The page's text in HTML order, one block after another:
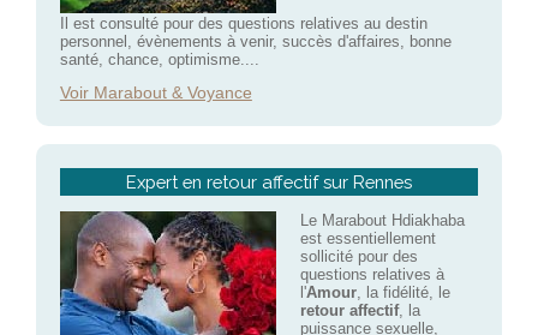
Il est consulté pour des questions relatives au destin
personnel, évènements à venir, succès d'affaires, bonne
santé, chance, optimisme....
Voir Marabout & Voyance
Expert en retour affectif sur Rennes
Le Marabout Hdiakhaba
est essentiellement
sollicité pour des
questions relatives à
l'Amour, la fidélité, le
retour affectif, la
puissance sexuelle,